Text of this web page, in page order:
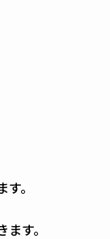
。
す。